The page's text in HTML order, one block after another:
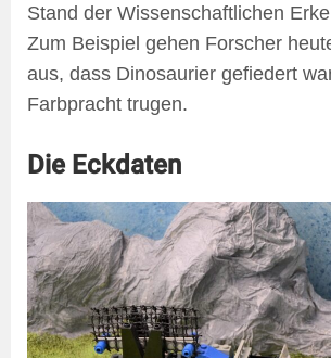
Stand der Wissenschaftlichen
Zum Beispiel gehen Forscher
aus, dass Dinosaurier gefiedert
Farbpracht trugen.
Die Eckdaten